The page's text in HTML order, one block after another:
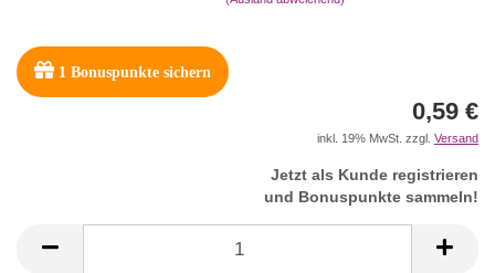
1 Bonuspunkte sichern
0,59 €
inkl. 19% MwSt. zzgl. Versand
Jetzt als Kunde registrieren
und Bonuspunkte sammeln!